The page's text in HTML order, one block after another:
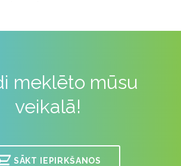
meklēto mūsu
veikalā!
SĀKT IEPIRKŠANOS